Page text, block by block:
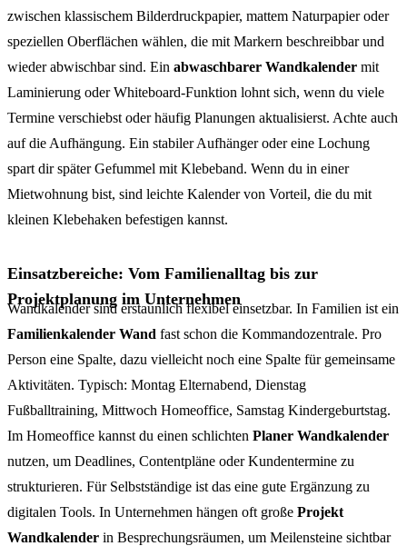
zwischen klassischem Bilderdruckpapier, mattem Naturpapier oder
speziellen Oberflächen wählen, die mit Markern beschreibbar und
wieder abwischbar sind. Ein abwaschbarer Wandkalender mit
Laminierung oder Whiteboard-Funktion lohnt sich, wenn du viele
Termine verschiebst oder häufig Planungen aktualisierst. Achte auch
auf die Aufhängung. Ein stabiler Aufhänger oder eine Lochung
spart dir später Gefummel mit Klebeband. Wenn du in einer
Mietwohnung bist, sind leichte Kalender von Vorteil, die du mit
kleinen Klebehaken befestigen kannst.
Einsatzbereiche: Vom Familienalltag bis zur
Projektplanung im Unternehmen
Wandkalender sind erstaunlich flexibel einsetzbar. In Familien ist ein
Familienkalender Wand fast schon die Kommandozentrale. Pro
Person eine Spalte, dazu vielleicht noch eine Spalte für gemeinsame
Aktivitäten. Typisch: Montag Elternabend, Dienstag
Fußballtraining, Mittwoch Homeoffice, Samstag Kindergeburtstag.
Im Homeoffice kannst du einen schlichten Planer Wandkalender
nutzen, um Deadlines, Contentpläne oder Kundentermine zu
strukturieren. Für Selbstständige ist das eine gute Ergänzung zu
digitalen Tools. In Unternehmen hängen oft große Projekt
Wandkalender in Besprechungsräumen, um Meilensteine sichtbar